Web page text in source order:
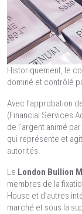
Historiquement, le
dominé et contrôlé
Avec l’approbation
(Financial Services
de l’argent animé
qui représente et
autorités.
Le London Bullion
membres de la
House et d’autres
marché et sous la